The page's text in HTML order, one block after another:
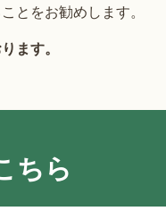
とをお勧めします。
ます。
ちら